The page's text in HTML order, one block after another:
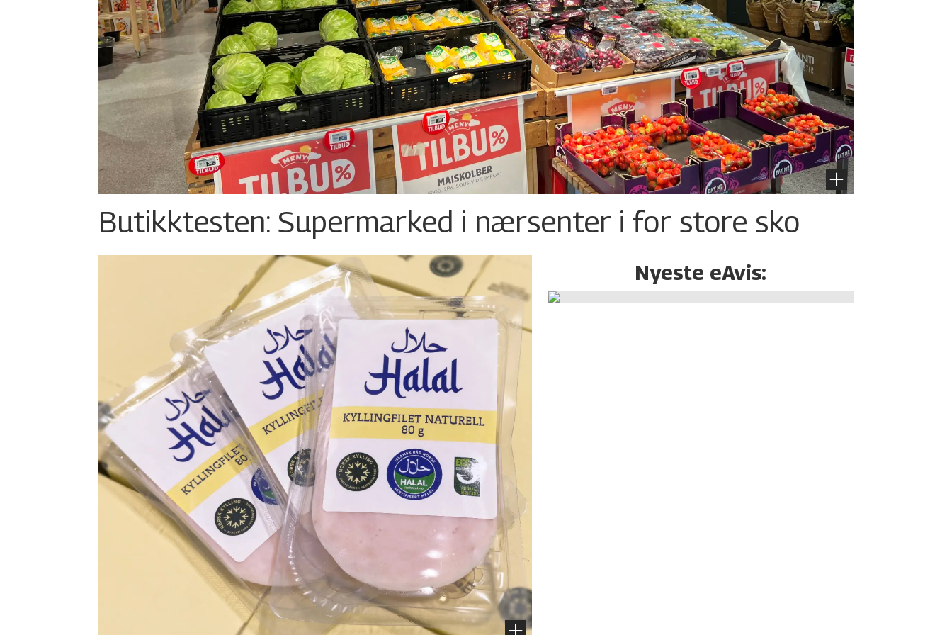
Butikktesten: Supermarked i nærsenter i for store sko
Nyeste eAvis: